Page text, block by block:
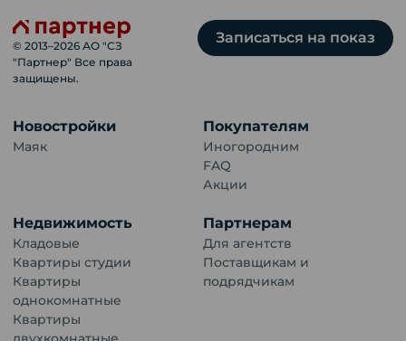
© 2013–2026 АО "СЗ
"Партнер" Все права
защищены.
Записаться на показ
Новостройки
Маяк
Покупателям
Иногородним
FAQ
Акции
Недвижимость
Кладовые
Квартиры студии
Квартиры
однокомнатные
Квартиры
Партнерам
Для агентств
Поставщикам и
подрядчикам